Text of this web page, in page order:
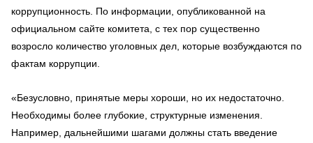
коррупционность. По информации, опубликованной на
официальном сайте комитета, с тех пор существенно
возросло количество уголовных дел, которые возбуждаются по
фактам коррупции.
«Безусловно, принятые меры хороши, но их недостаточно.
Необходимы более глубокие, структурные изменения.
Например, дальнейшими шагами должны стать введение